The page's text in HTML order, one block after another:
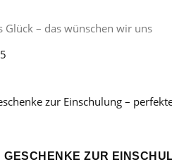
Glück – das wünschen wir uns
GESCHENKE ZUR